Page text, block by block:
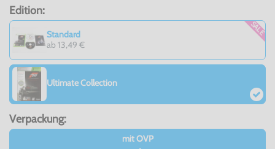
Edition:
Standard
ab 13,49 €
SALE
Ultimate Collection
Verpackung:
mit OVP